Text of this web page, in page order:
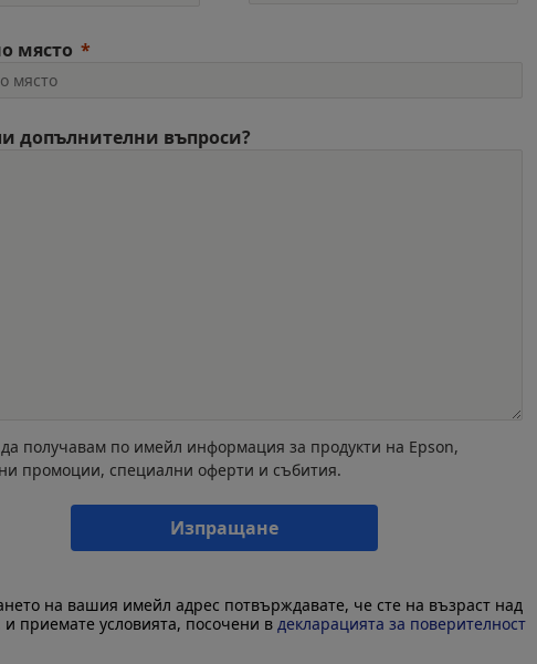
място
допълнителни въпроси?
получавам по имейл информация за продукти на Epson,
промоции, специални оферти и събития.
Изпращане
на вашия имейл адрес потвърждавате, че сте на възраст над
и приемате условията, посочени в декларацията за поверителност